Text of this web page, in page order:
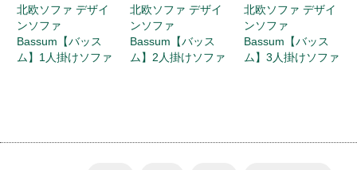
北欧ソファ デザイ
ンソファ
Bassum【バッス
ム】1人掛けソファ
北欧ソファ デザイ
ンソファ
Bassum【バッス
ム】2人掛けソファ
北欧ソファ デザイ
ンソファ
Bassum【バッス
ム】3人掛けソファ